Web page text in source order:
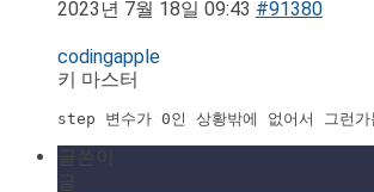
2023년 7월 18일 09:43 #91380
codingapple
키 마스터
step 변수가 0인 상황밖에 없어서 그런가